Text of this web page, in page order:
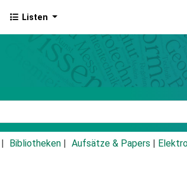
Listen
Bibliotheken Aufsätze & Papers